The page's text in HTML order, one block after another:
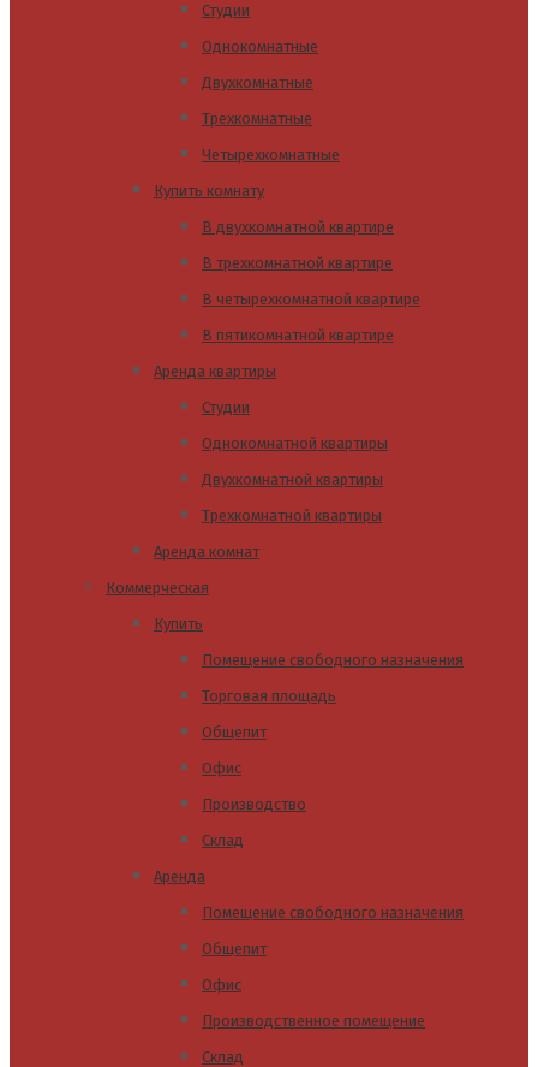
Студии
Однокомнатные
Двухкомнатные
Трехкомнатные
Четырехкомнатные
Купить комнату
В двухкомнатной квартире
В трехкомнатной квартире
В четырехкомнатной квартире
В пятикомнатной квартире
Аренда квартиры
Студии
Однокомнатной квартиры
Двухкомнатной квартиры
Трехкомнатной квартиры
Аренда комнат
Коммерческая
Купить
Помещение свободного назначения
Торговая площадь
Общепит
Офис
Производство
Склад
Аренда
Помещение свободного назначения
Общепит
Офис
Производственное помещение
Склад